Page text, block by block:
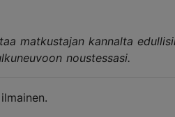
matkustajan kannalta
noustessasi.